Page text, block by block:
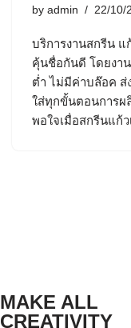
by admin 22/10/
บริการงานสกรีน แ
คุ้นชื่อกันดี โดยงา
ต่ำ ไม่มีค่าบล๊อค ส่
ใส่ทุกขั้นตอนการผ
พอใจเมื่อสกรีนแก้ว
MAKE ALL
CREATIVITY